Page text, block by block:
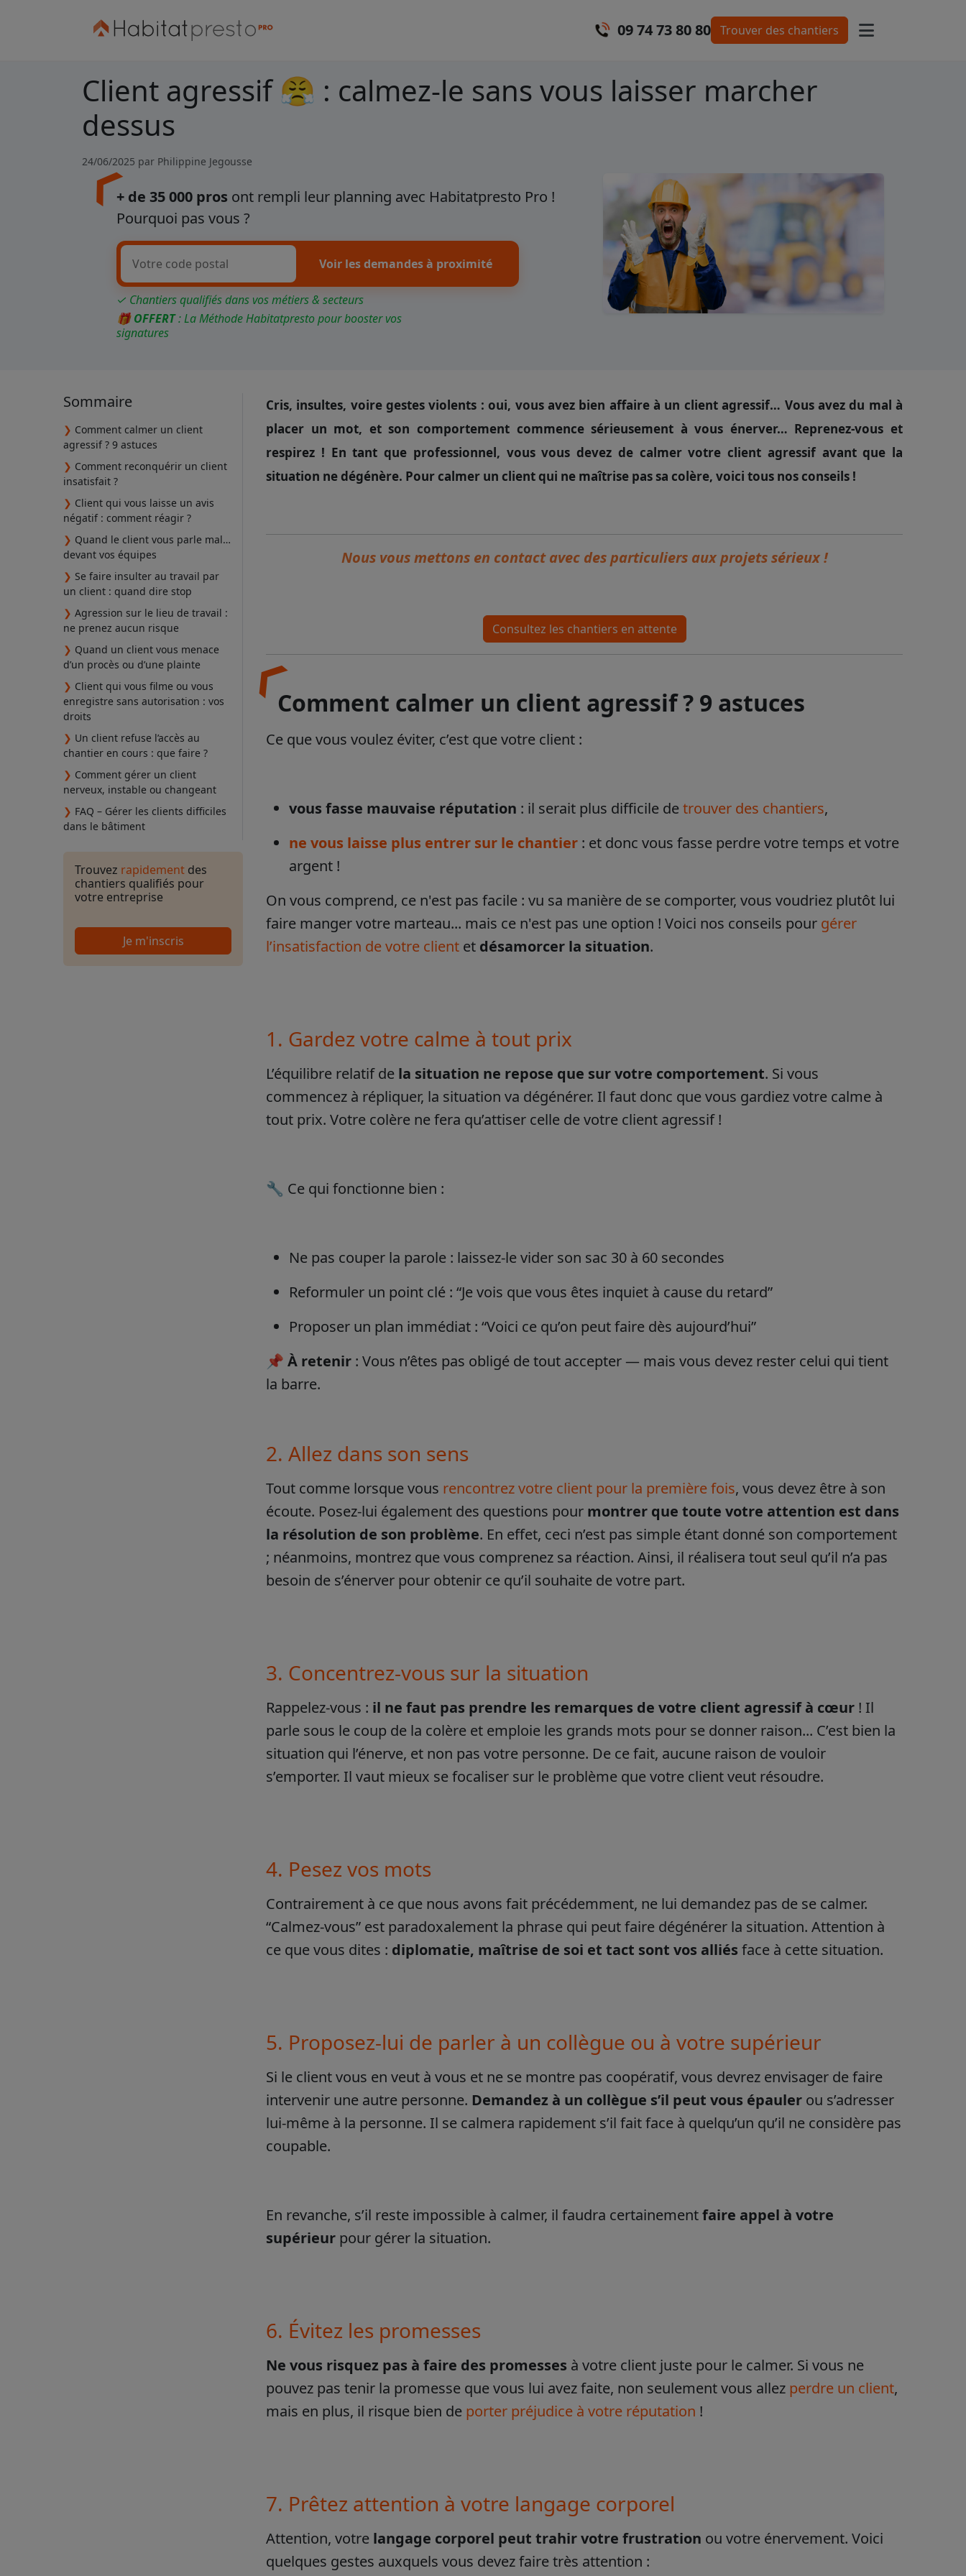
09 74 73 80 80 Trouver des chantiers
Client agressif 😤 : calmez-le sans vous laisser marcher
dessus
24/06/2025 par Philippine Jegousse
+ de 35 000 pros ont rempli leur planning avec Habitatpresto Pro !
Pourquoi pas vous ?
Voir les demandes à proximité
✓ Chantiers qualifiés dans vos métiers & secteurs
🎁OFFERT: La Méthode Habitatpresto pour booster vos
signatures
Sommaire
❯ Comment calmer un client
agressif ? 9 astuces
❯ Comment reconquérir un client
insatisfait ?
❯ Client qui vous laisse un avis
négatif : comment réagir ?
❯ Quand le client vous parle mal…
devant vos équipes
❯ Se faire insulter au travail par
un client : quand dire stop
❯ Agression sur le lieu de travail :
ne prenez aucun risque
❯ Quand un client vous menace
d’un procès ou d’une plainte
❯ Client qui vous filme ou vous
enregistre sans autorisation : vos
droits
❯ Un client refuse l’accès au
chantier en cours : que faire ?
❯ Comment gérer un client
nerveux, instable ou changeant
❯ FAQ – Gérer les clients difficiles
dans le bâtiment
Trouvez rapidement des
chantiers qualifiés pour
votre entreprise
Je m'inscris
Cris, insultes, voire gestes violents : oui, vous avez bien affaire à un client agressif… Vous avez du mal à
placer un mot, et son comportement commence sérieusement à vous énerver… Reprenez-vous et
respirez ! En tant que professionnel, vous vous devez de calmer votre client agressif avant que la
situation ne dégénère. Pour calmer un client qui ne maîtrise pas sa colère, voici tous nos conseils !
Nous vous mettons en contact avec des particuliers aux projets sérieux !
Consultez les chantiers en attente
Comment calmer un client agressif ? 9 astuces
Ce que vous voulez éviter, c’est que votre client :
vous fasse mauvaise réputation : il serait plus difficile detrouver des chantiers,
ne vous laisse plus entrer sur le chantier : et donc vous fasse perdre votre temps et votre
argent !
On vous comprend, ce n'est pas facile : vu sa manière de se comporter, vous voudriez plutôt lui
faire manger votre marteau... mais ce n'est pas une option ! Voici nos conseils pour gérer
l’insatisfaction de votre client et désamorcer la situation.
1. Gardez votre calme à tout prix
L’équilibre relatif de la situation ne repose que sur votre comportement. Si vous
commencez à répliquer, la situation va dégénérer. Il faut donc que vous gardiez votre calme à
tout prix. Votre colère ne fera qu’attiser celle de votre client agressif !
🔧 Ce qui fonctionne bien :
Ne pas couper la parole : laissez-le vider son sac 30 à 60 secondes
Reformuler un point clé : “Je vois que vous êtes inquiet à cause du retard”
Proposer un plan immédiat : “Voici ce qu’on peut faire dès aujourd’hui”
📌 À retenir : Vous n’êtes pas obligé de tout accepter — mais vous devez rester celui qui tient
la barre.
2. Allez dans son sens
Tout comme lorsque vous rencontrez votre client pour la première fois, vous devez être à son
écoute. Posez-lui également des questions pour montrer que toute votre attention est dans
la résolution de son problème. En effet, ceci n’est pas simple étant donné son comportement
; néanmoins, montrez que vous comprenez sa réaction. Ainsi, il réalisera tout seul qu’il n’a pas
besoin de s’énerver pour obtenir ce qu’il souhaite de votre part.
3. Concentrez-vous sur la situation
Rappelez-vous : il ne faut pas prendre les remarques de votre client agressif à cœur ! Il
parle sous le coup de la colère et emploie les grands mots pour se donner raison... C’est bien la
situation qui l’énerve, et non pas votre personne. De ce fait, aucune raison de vouloir
s’emporter. Il vaut mieux se focaliser sur le problème que votre client veut résoudre.
4. Pesez vos mots
Contrairement à ce que nous avons fait précédemment, ne lui demandez pas de se calmer.
“Calmez-vous” est paradoxalement la phrase qui peut faire dégénérer la situation. Attention à
ce que vous dites : diplomatie, maîtrise de soi et tact sont vos alliés face à cette situation.
5. Proposez-lui de parler à un collègue ou à votre supérieur
Si le client vous en veut à vous et ne se montre pas coopératif, vous devrez envisager de faire
intervenir une autre personne. Demandez à un collègue s’il peut vous épauler ou s’adresser
lui-même à la personne. Il se calmera rapidement s’il fait face à quelqu’un qu’il ne considère pas
coupable.
En revanche, s’il reste impossible à calmer, il faudra certainementfaire appel à votre
supérieur pour gérer la situation.
6. Évitez les promesses
Ne vous risquez pas à faire des promesses à votre client juste pour le calmer. Si vous ne
pouvez pas tenir la promesse que vous lui avez faite, non seulement vous allez perdre un client,
mais en plus, il risque bien de porter préjudice à votre réputation !
7. Prêtez attention à votre langage corporel
Attention, votre langage corporel peut trahir votre frustration ou votre énervement. Voici
quelques gestes auxquels vous devez faire très attention :